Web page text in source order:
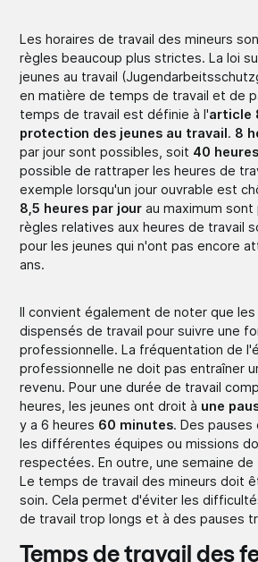
Les horaires de travail des mineurs
règles beaucoup plus strictes. La loi
jeunes au travail
en matière de temps de travail et de
temps de travail est définie à l'article
protection des jeunes au travail. 8
par jour sont possibles, soit 40 heures
possible de rattraper les heures de
exemple lorsqu'un jour ouvrable est
8,5 heures par jour au maximum
règles relatives aux heures de travail
pour les jeunes qui n'ont pas encore
ans.
Il convient également de noter que
dispensés de travail pour suivre une
professionnelle. La fréquentation de
professionnelle ne doit pas entraîner
revenu. Pour une durée de travail
heures, les jeunes ont droit à une
y a 6 heures 60 minutes. Des pauses
les différentes équipes ou missions
respectées. En outre, une semaine
Le temps de travail des mineurs doit
soin. Cela permet d'éviter les
de travail trop longs et à des pauses
Temps de travail des